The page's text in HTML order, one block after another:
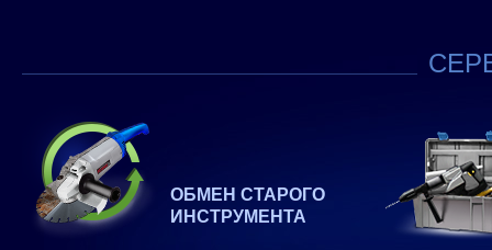
ОБМЕН СТАРОГО
ИНСТРУМЕНТА